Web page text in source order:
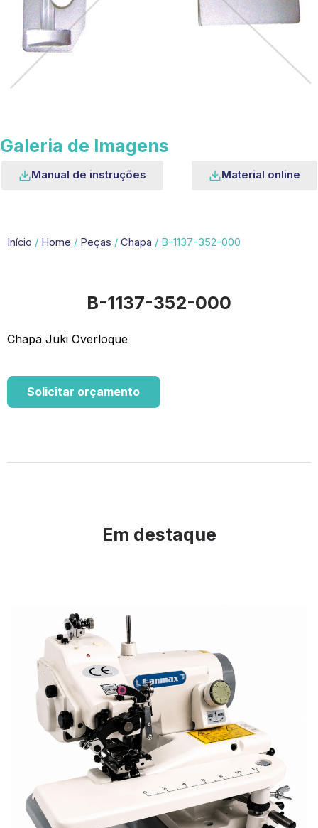
Galeria de Imagens
Manual de instruções Material online
Início / Home / Peças / Chapa / B-1137-352-000
B-1137-352-000
Chapa Juki Overloque
Solicitar orçamento
Em destaque